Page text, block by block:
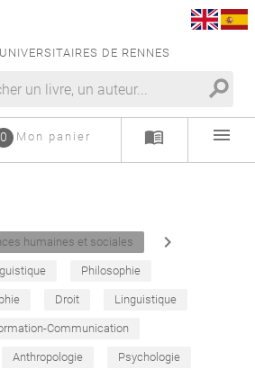
DE RENNES
search
Mon panier
0 menu_book menu
humaines et sociales navigate_next
Philosophie
Droit Linguistique
Communication
Anthropologie Psychologie